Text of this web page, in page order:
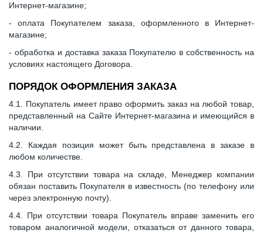
Интернет-магазине;
- оплата Покупателем заказа, оформленного в Интернет-
магазине;
- обработка и доставка заказа Покупателю в собственность на
условиях настоящего Договора.
ПОРЯДОК ОФОРМЛЕНИЯ ЗАКАЗА
4.1. Покупатель имеет право оформить заказ на любой товар,
представленный на Сайте Интернет-магазина и имеющийся в
наличии.
4.2. Каждая позиция может быть представлена в заказе в
любом количестве.
4.3. При отсутствии товара на складе, Менеджер компании
обязан поставить Покупателя в известность (по телефону или
через электронную почту).
4.4. При отсутствии товара Покупатель вправе заменить его
товаром аналогичной модели, отказаться от данного товара,